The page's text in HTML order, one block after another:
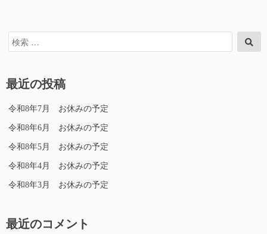
ゲ
シ
ョ
ン
検
索
索
最近の投稿
令和8年7月 お休みの予定
令和8年6月 お休みの予定
令和8年5月 お休みの予定
令和8年4月 お休みの予定
令和8年3月 お休みの予定
最近のコメント